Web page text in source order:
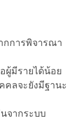
กการพิจารณา
ผู้มีรายได้น้อย
คลจะยังมีฐานะ
จากระบบ